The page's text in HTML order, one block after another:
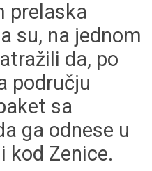
prelaska
su, na jednom
da, po
području
sa
ga odnese u
kod Zenice.